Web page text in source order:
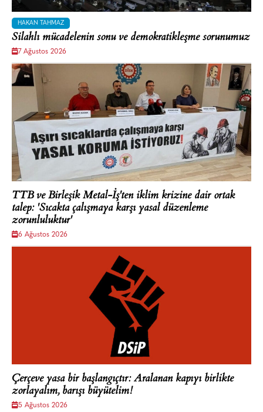
HAKAN TAHMAZ
Silahlı mücadelenin sonu ve demokratikleşme sorunumuz
7 Ağustos 2026
TTB ve Birleşik Metal-İş'ten iklim krizine dair ortak
talep: 'Sıcakta çalışmaya karşı yasal düzenleme
zorunluluktur'
6 Ağustos 2026
Çerçeve yasa bir başlangıçtır: Aralanan kapıyı birlikte
zorlayalım, barışı büyütelim!
5 Ağustos 2026